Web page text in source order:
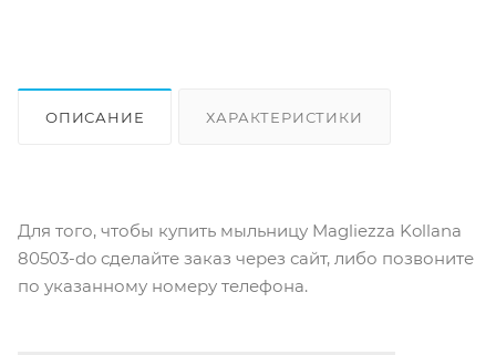
ОПИСАНИЕ ХАРАКТЕРИСТИКИ
Для того, чтобы купить мыльницу Magliezza Kollana
80503-do сделайте заказ через сайт, либо позвоните
по указанному номеру телефона.